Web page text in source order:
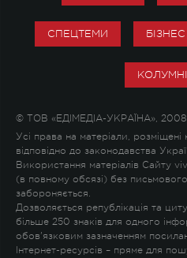
СПЕЦТЕМИ БІЗНЕС
© ТОВ «ЕДІМЕДІА-УКРАЇНА»,
Усі права на матеріали,
відповідно до законодавства
Використання матеріалів Сайту
(в повному обсязі) без
забороняється.
Дозволяється републікація та
більше 250 знаків для одного
обов'язковим зазначенням
Інтернет-ресурсів – пряме для